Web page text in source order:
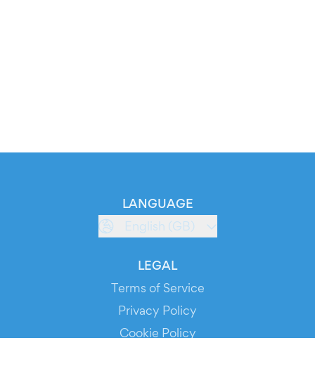
LANGUAGE
English (GB)
LEGAL
Terms of Service
Privacy Policy
Cookie Policy